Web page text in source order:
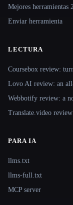
Mejores herramientas
Enviar herramienta
LECTURA
Coursebox review:
Lovo AI review: an
Webbotify review: a
Translate.video
PARA IA
llms.txt
llms-full.txt
MCP server